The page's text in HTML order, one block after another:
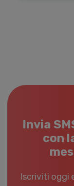
Invia
con
Iscriviti oggi